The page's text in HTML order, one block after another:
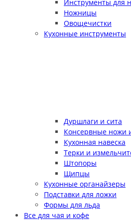
Инструменты для
Ножницы
Овощечистки
Кухонные инструменты
Дуршлаги и сита
Консервные ножи
Кухонная навеска
Терки и
Штопоры
Щипцы
Кухонные органайзеры
Подставки для ложки
Формы для льда
Все для чая и кофе